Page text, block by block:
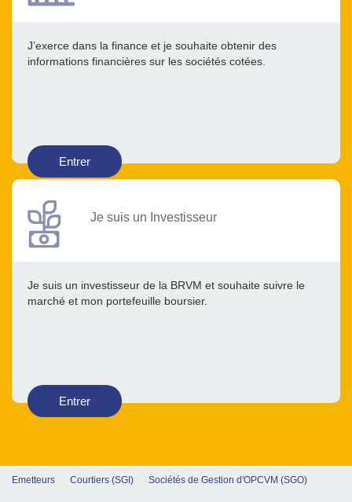
J’exerce dans la finance et je souhaite obtenir des
informations financières sur les sociétés cotées.
Entrer
Je suis un Investisseur
Je suis un investisseur de la BRVM et souhaite suivre le
marché et mon portefeuille boursier.
Entrer
Emetteurs Courtiers (SGI) Sociétés de Gestion d'OPCVM (SGO)